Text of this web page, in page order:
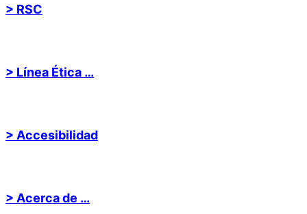
> RSC
> Línea Ética …
> Accesibilidad
> Acerca de …